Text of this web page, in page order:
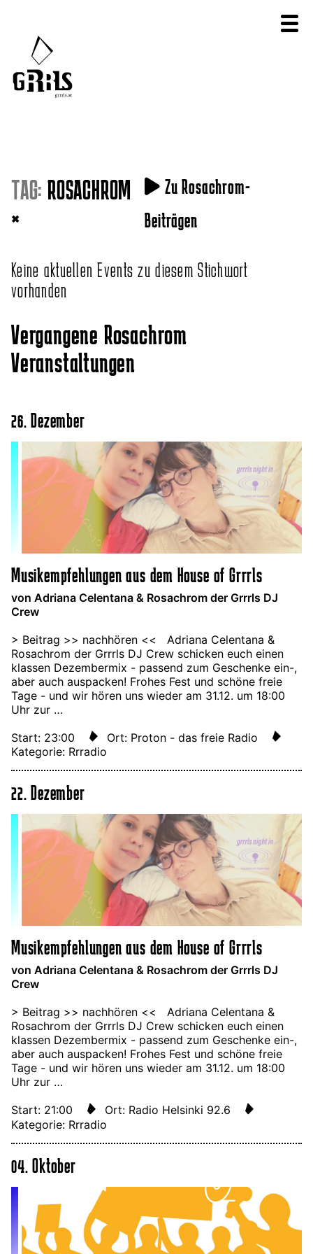
TAG: ROSACHROM
×
Zu Rosachrom-
Beiträgen
Keine aktuellen Events zu diesem Stichwort
vorhanden
Vergangene Rosachrom
Veranstaltungen
26. Dezember
Musikempfehlungen aus dem House of Grrrls
von Adriana Celentana & Rosachrom der Grrrls DJ
Crew
> Beitrag >> nachhören << Adriana Celentana &
Rosachrom der Grrrls DJ Crew schicken euch einen
klassen Dezembermix - passend zum Geschenke ein-,
aber auch auspacken! Frohes Fest und schöne freie
Tage - und wir hören uns wieder am 31.12. um 18:00
Uhr zur …
Start: 23:00
Ort: Proton - das freie Radio
Kategorie: Rrradio
22. Dezember
Musikempfehlungen aus dem House of Grrrls
von Adriana Celentana & Rosachrom der Grrrls DJ
Crew
> Beitrag >> nachhören << Adriana Celentana &
Rosachrom der Grrrls DJ Crew schicken euch einen
klassen Dezembermix - passend zum Geschenke ein-,
aber auch auspacken! Frohes Fest und schöne freie
Tage - und wir hören uns wieder am 31.12. um 18:00
Uhr zur …
Start: 21:00
Ort: Radio Helsinki 92.6
Kategorie: Rrradio
04. Oktober